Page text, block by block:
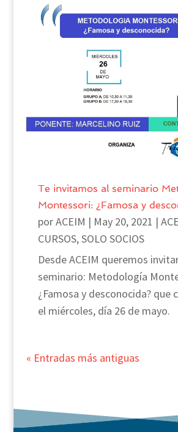
Te invitamos al seminario
Montessori: ¿Famosa y
porACEIM | May 20, 2021 |
CURSOS,SOLO SOCIOS
Desde ACEIM queremos
seminario: Metodología
¿Famosa y desconocida? que
el miércoles, día 26 de mayo.
« Entradas más antiguas